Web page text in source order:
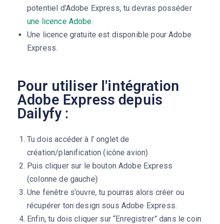
potentiel d’Adobe Express, tu devras posséder
une licence Adobe.
Une licence gratuite est disponible pour Adobe
Express.
Pour utiliser l'intégration
Adobe Express depuis
Dailyfy :
Tu dois accéder à l’ onglet de
création/planification (icône avion)
Puis cliquer sur le bouton Adobe Express
(colonne de gauche)
Une fenêtre s’ouvre, tu pourras alors créer ou
récupérer ton design sous Adobe Express.
Enfin, tu dois cliquer sur“Enregistrer” dans le coin